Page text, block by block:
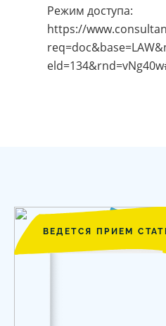
Режим доступа:
https://
ВЕДЕТСЯ ПРИЕМ